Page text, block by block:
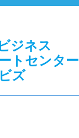
ジネス
トセンター
ズ